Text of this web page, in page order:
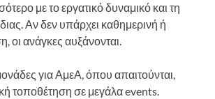
με το εργατικό δυναμικό και τη
Αν δεν υπάρχει καθημερινή ή
οι ανάγκες αυξάνονται.
για ΑμεΑ, όπου απαιτούνται,
τοποθέτηση σε μεγάλα events.